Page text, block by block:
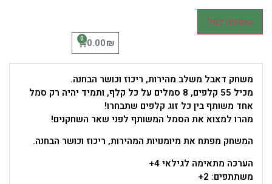
הוספה לסל
0.00₪
0
משחק דאבל משלב מהירות, ריכוז וכושר הבחנה.
מכיל 55 קלפים, 8 סמלים על כל קלף, ותמיד יהיה רק סמל
אחד משותף בין כל זוג קלפים שתבחרו!
מהרו למצוא את הסמל המשותף לפני שאר השחקנים!
המשחק מפתח את מיומנויות המהירות, ריכוז וכושר הבחנה.
הערכה מתאימה לגילאי 4+
משתתפים: 2+